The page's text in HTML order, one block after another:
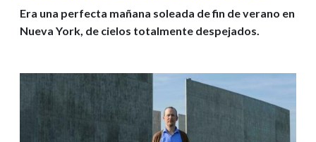
Era una perfecta mañana soleada de fin de verano en
Nueva York, de cielos totalmente despejados.